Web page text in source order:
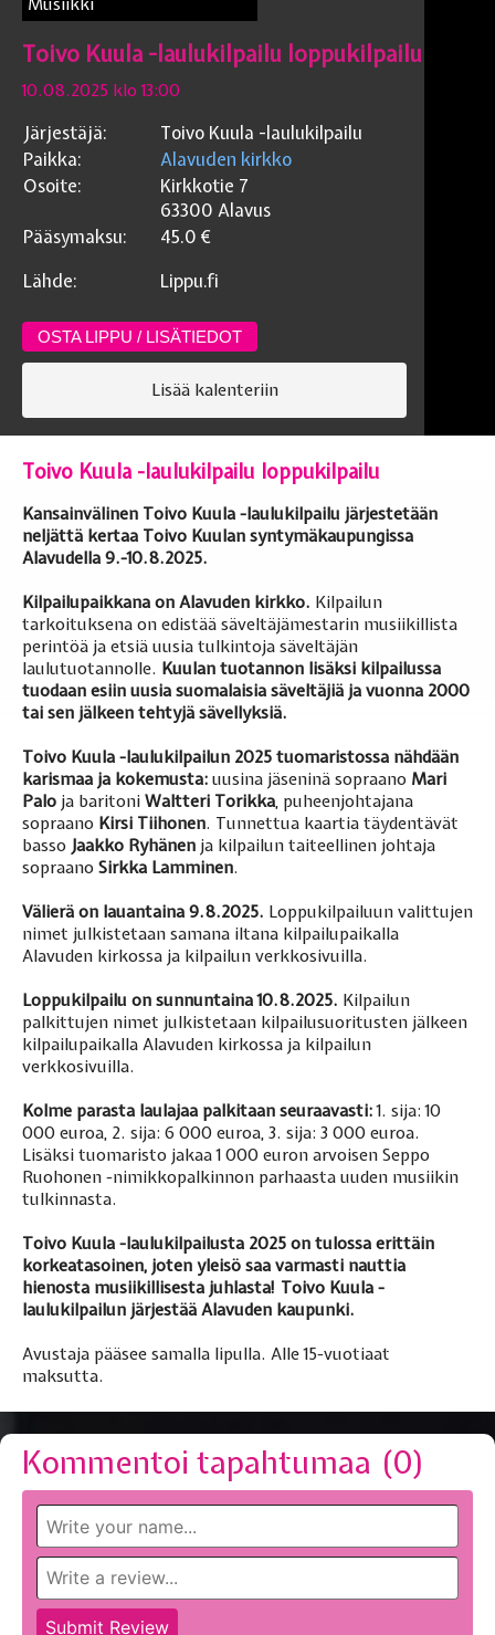
Musiikki
Toivo Kuula -laulukilpailu loppukilpailu
10.08.2025 klo 13:00
Järjestäjä:
Toivo Kuula -laulukilpailu
Paikka:
Alavuden kirkko
Osoite:
Kirkkotie 7
63300 Alavus
Pääsymaksu:
45.0 €
Lähde:
Lippu.fi
OSTA LIPPU / LISÄTIEDOT
Lisää kalenteriin
Toivo Kuula -laulukilpailu loppukilpailu
Kansainvälinen Toivo Kuula -laulukilpailu järjestetään
neljättä kertaa Toivo Kuulan syntymäkaupungissa
Alavudella 9.-10.8.2025.
Kilpailupaikkana on Alavuden kirkko. Kilpailun
tarkoituksena on edistää säveltäjämestarin musiikillista
perintöä ja etsiä uusia tulkintoja säveltäjän
laulutuotannolle. Kuulan tuotannon lisäksi kilpailussa
tuodaan esiin uusia suomalaisia säveltäjiä ja vuonna 2000
tai sen jälkeen tehtyjä sävellyksiä.
Toivo Kuula -laulukilpailun 2025 tuomaristossa nähdään
karismaa ja kokemusta: uusina jäseninä sopraano Mari
Palo ja baritoni Waltteri Torikka, puheenjohtajana
sopraano Kirsi Tiihonen. Tunnettua kaartia täydentävät
basso Jaakko Ryhänen ja kilpailun taiteellinen johtaja
sopraano Sirkka Lamminen.
Välierä on lauantaina 9.8.2025. Loppukilpailuun valittujen
nimet julkistetaan samana iltana kilpailupaikalla
Alavuden kirkossa ja kilpailun verkkosivuilla.
Loppukilpailu on sunnuntaina 10.8.2025. Kilpailun
palkittujen nimet julkistetaan kilpailusuoritusten jälkeen
kilpailupaikalla Alavuden kirkossa ja kilpailun
verkkosivuilla.
Kolme parasta laulajaa palkitaan seuraavasti:1. sija: 10
000 euroa, 2. sija: 6 000 euroa, 3. sija: 3 000 euroa.
Lisäksi tuomaristo jakaa 1 000 euron arvoisen Seppo
Ruohonen -nimikkopalkinnon parhaasta uuden musiikin
tulkinnasta.
Toivo Kuula -laulukilpailusta 2025 on tulossa erittäin
korkeatasoinen, joten yleisö saa varmasti nauttia
hienosta musiikillisesta juhlasta! Toivo Kuula -
laulukilpailun järjestää Alavuden kaupunki.
Avustaja pääsee samalla lipulla. Alle 15-vuotiaat
maksutta.
Kommentoi tapahtumaa (0)